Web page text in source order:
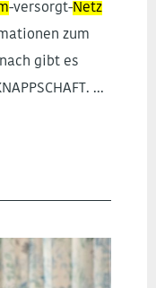
-versorgt-Netz
zum
gibt es
...